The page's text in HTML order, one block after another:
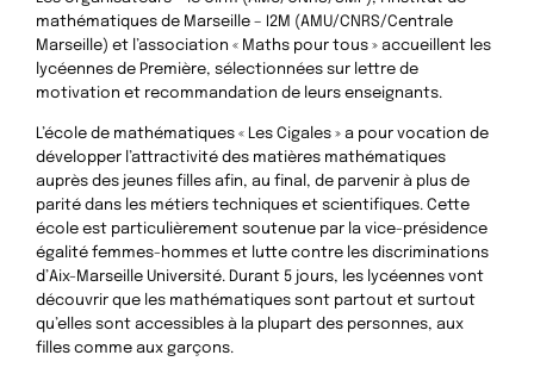
mathématiques de Marseille – I2M (AMU/CNRS/Centrale
Marseille) et l’association « Maths pour tous » accueillent les
lycéennes de Première, sélectionnées sur lettre de
motivation et recommandation de leurs enseignants.
L’école de mathématiques « Les Cigales » a pour vocation de
développer l’attractivité des matières mathématiques
auprès des jeunes filles afin, au final, de parvenir à plus de
parité dans les métiers techniques et scientifiques. Cette
école est particulièrement soutenue par la vice-présidence
égalité femmes-hommes et lutte contre les discriminations
d’Aix-Marseille Université. Durant 5 jours, les lycéennes vont
découvrir que les mathématiques sont partout et surtout
qu’elles sont accessibles à la plupart des personnes, aux
filles comme aux garçons.